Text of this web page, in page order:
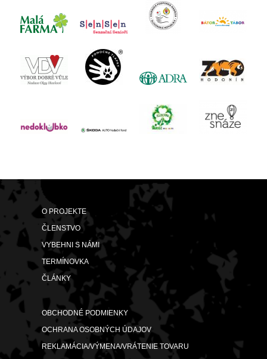
O PROJEKTE
ČLENSTVO
VYBEHNI S NÁMI
TERMÍNOVKA
ČLÁNKY
OBCHODNÉ PODMIENKY
OCHRANA OSOBNÝCH ÚDAJOV
REKLAMÁCIA/VÝMENA/VRÁTENIE TOVARU